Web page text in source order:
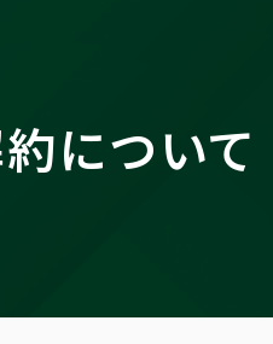
について